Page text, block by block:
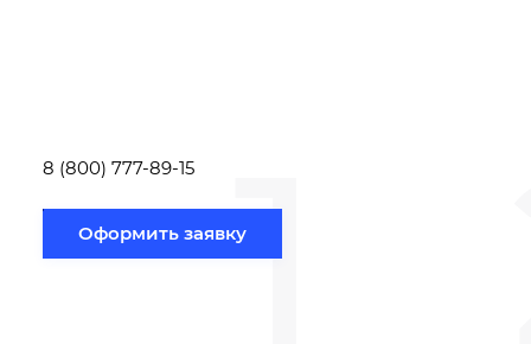
1
8 (800) 777-89-15
Оформить заявку